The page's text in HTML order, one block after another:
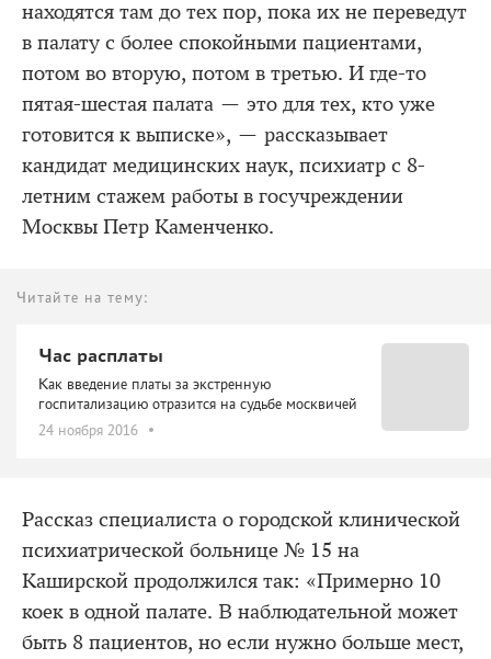
находятся там до тех пор, пока их не переведут
в палату с более спокойными пациентами,
потом во вторую, потом в третью. И где-то
пятая-шестая палата — это для тех, кто уже
готовится к выписке», — рассказывает
кандидат медицинских наук, психиатр с 8-
летним стажем работы в госучреждении
Москвы Петр Каменченко.
Читайте на тему:
Час расплаты
Как введение платы за экстренную
госпитализацию отразится на судьбе москвичей
24 ноября 2016
Рассказ специалиста о городской клинической
психиатрической больнице № 15 на
Каширской продолжился так: «Примерно 10
коек в одной палате. В наблюдательной может
быть 8 пациентов, но если нужно больше мест,